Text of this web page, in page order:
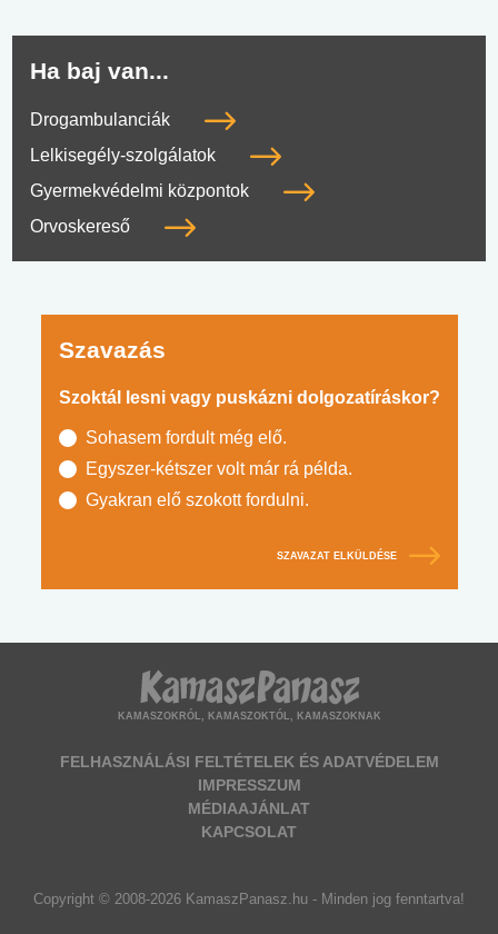
Ha baj van...
Drogambulanciák
Lelkisegély-szolgálatok
Gyermekvédelmi központok
Orvoskereső
Szavazás
Szoktál lesni vagy puskázni dolgozatíráskor?
Sohasem fordult még elő.
Egyszer-kétszer volt már rá példa.
Gyakran elő szokott fordulni.
SZAVAZAT ELKÜLDÉSE
KAMASZOKRÓL, KAMASZOKTÓL, KAMASZOKNAK
FELHASZNÁLÁSI FELTÉTELEK ÉS ADATVÉDELEM
IMPRESSZUM
MÉDIAAJÁNLAT
KAPCSOLAT
Copyright © 2008-2026 KamaszPanasz.hu - Minden jog fenntartva!